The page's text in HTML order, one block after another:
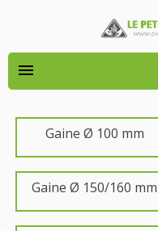

Gaine Ø 100 mm
Gaine Ø 150/160 mm